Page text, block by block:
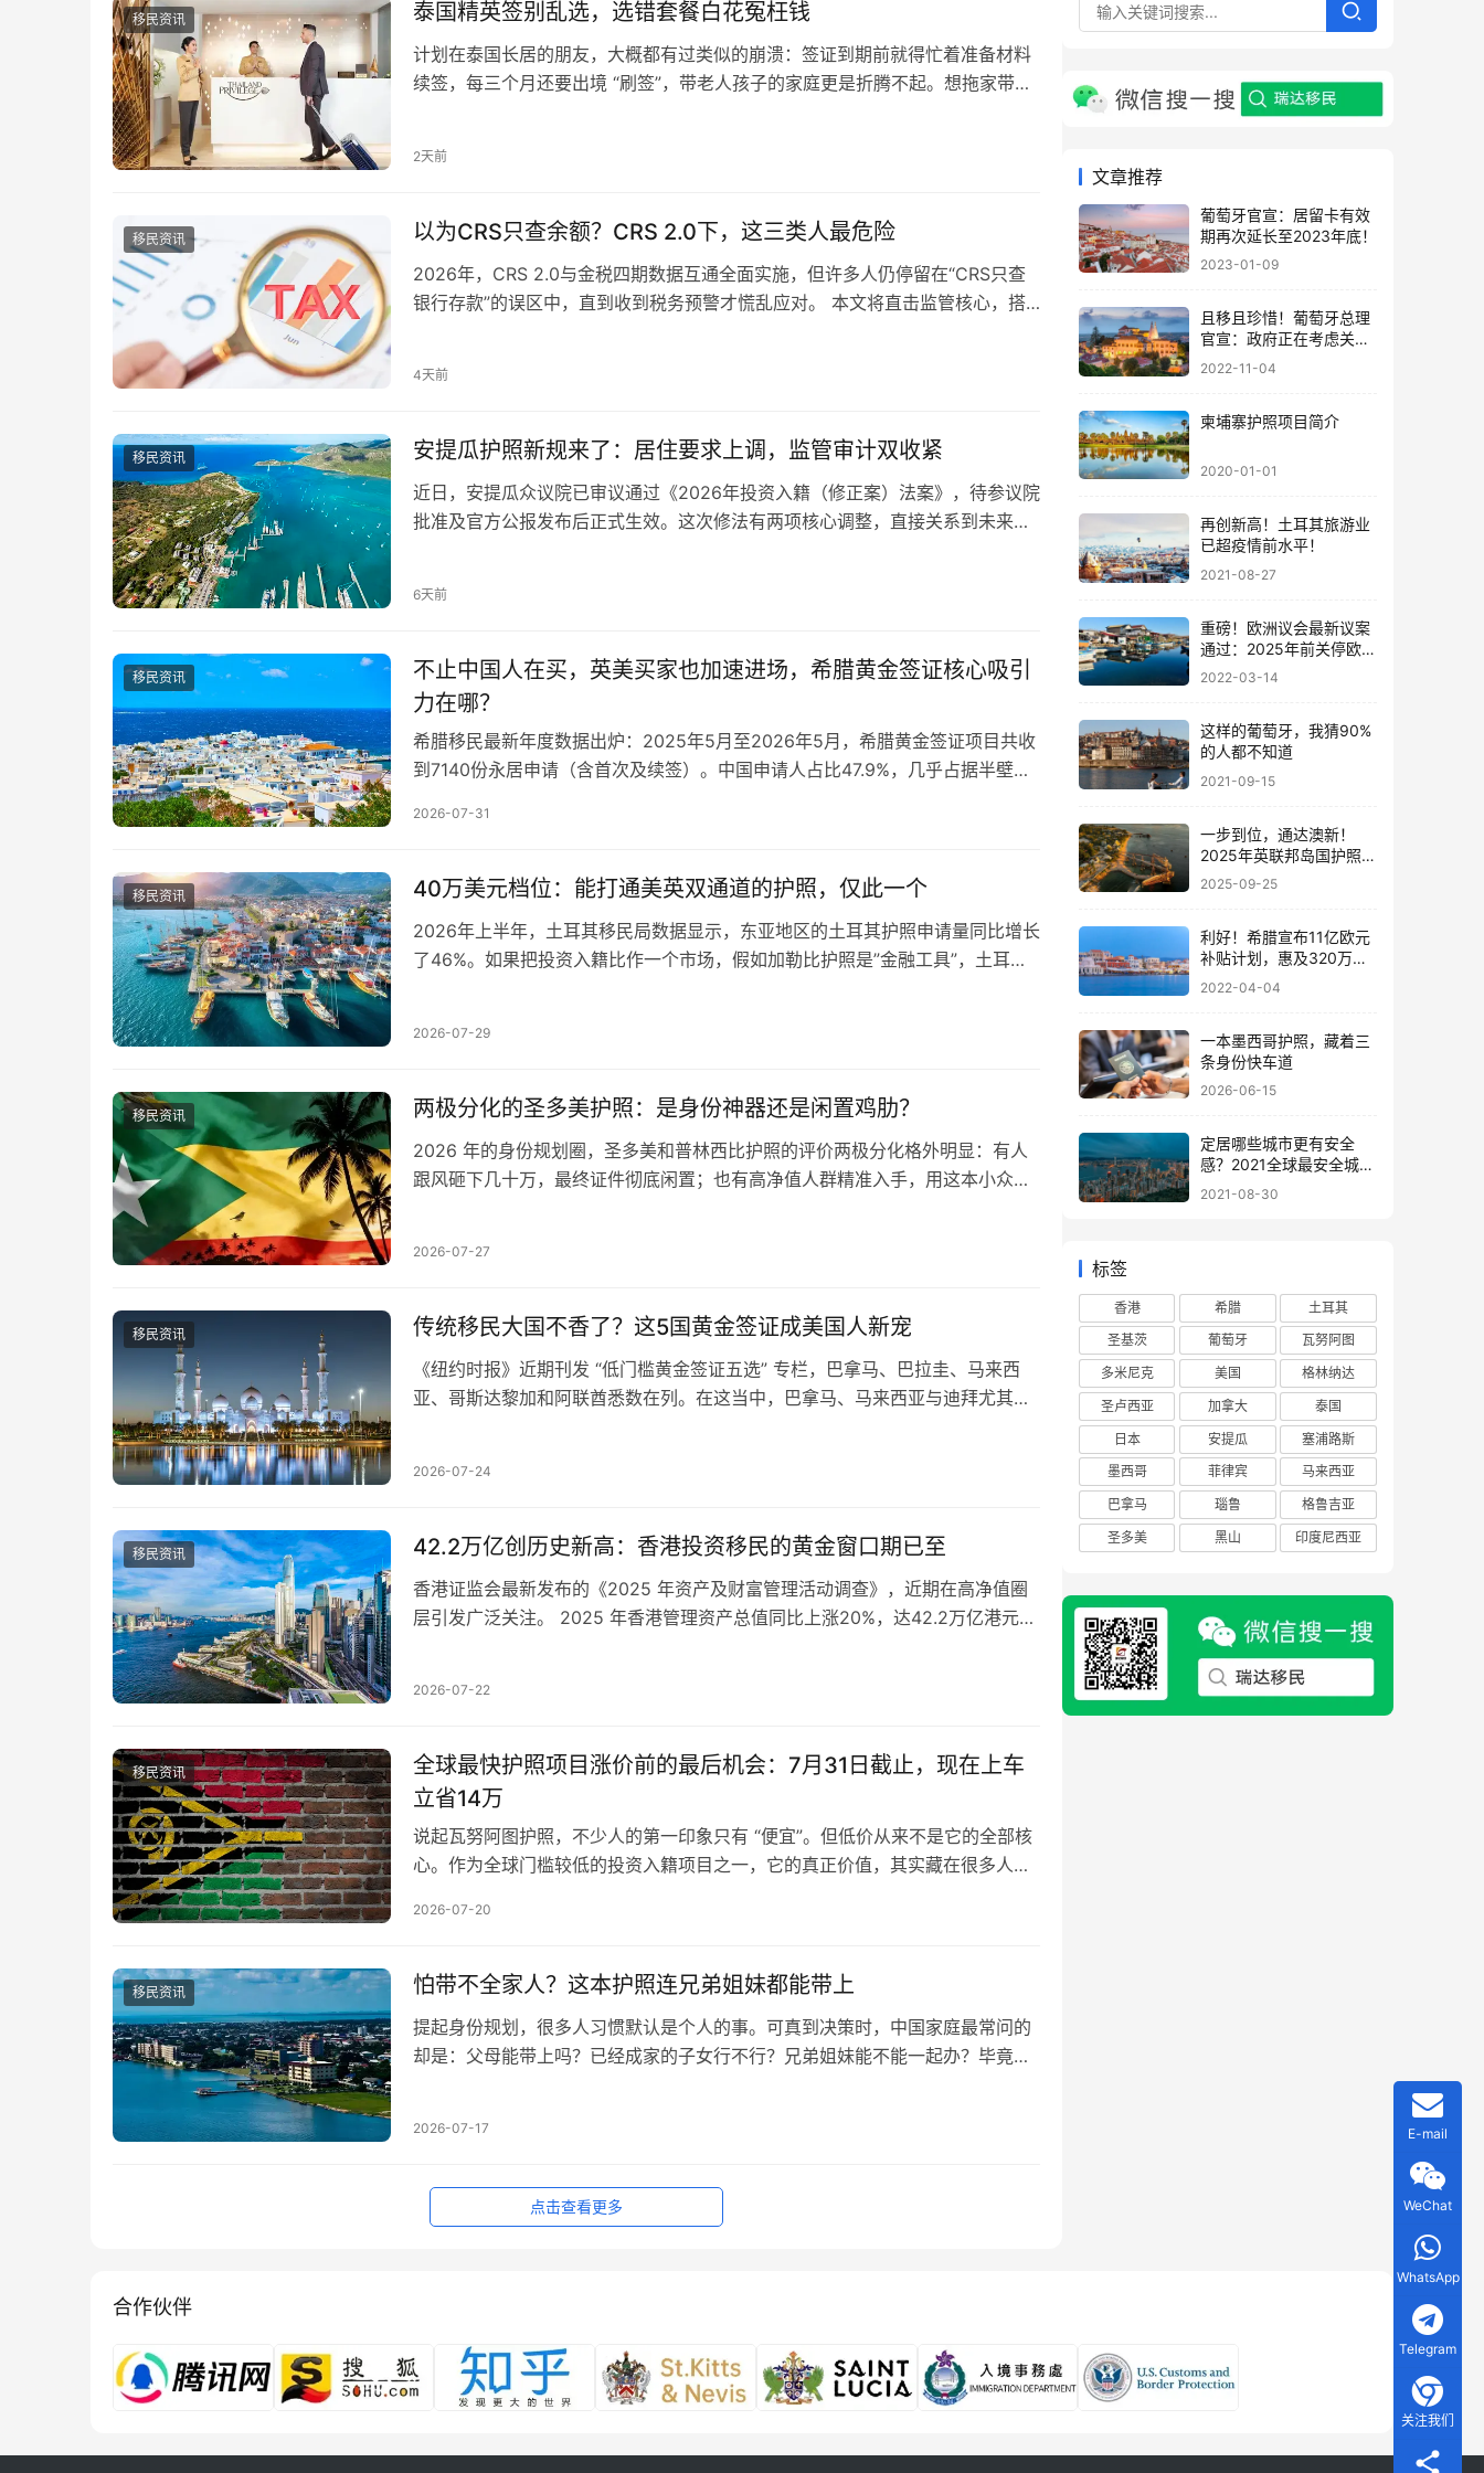
移民资讯 泰国精英签别乱选，选错套餐白花冤枉钱
计划在泰国长居的朋友，大概都有过类似的崩溃：签证到期前就得忙着准备材料
续签，每三个月还要出境 “刷签”，带老人孩子的家庭更是折腾不起。想拖家带口
卡，是泰国政府官方推…
2天前
移民资讯 以为CRS只查余额？CRS 2.0下，这三类人最危险
2026年，CRS 2.0与金税四期数据互通全面实施，但许多人仍停留在“CRS只查
银行存款”的误区中，直到收到税务预警才慌乱应对。 本文将直击监管核心，搭
立即自查： 1.主动申报，降低合规成本 全面盘点海外账户…
4天前
移民资讯 安提瓜护照新规来了：居住要求上调，监管审计双收紧
近日，安提瓜众议院已审议通过《2026年投资入籍（修正案）法案》，待参议院
批准及官方公报发布后正式生效。这次修法有两项核心调整，直接关系到未来申
前已通过行政指引先行落地，此次修法意在统一国内法律，并与东加勒比区域…
6天前
移民资讯
不止中国人在买，英美买家也加速进场，希腊黄金签证核心吸引
力在哪？
希腊移民最新年度数据出炉：2025年5月至2026年5月，希腊黄金签证项目共收
到7140份永居申请（含首次及续签）。中国申请人占比47.9%，几乎占据半壁江
2026-07-31
移民资讯 40万美元档位：能打通美英双通道的护照，仅此一个
2026年上半年，土耳其移民局数据显示，东亚地区的土耳其护照申请量同比增长
了46%。如果把投资入籍比作一个市场，假如加勒比护照是”金融工具”，土耳其
2026-07-29
移民资讯 两极分化的圣多美护照：是身份神器还是闲置鸡肋？
2026 年的身份规划圈，圣多美和普林西比护照的评价两极分化格外明显：有人
跟风砸下几十万，最终证件彻底闲置；也有高净值人群精准入手，用这本小众非
2026-07-27
移民资讯 传统移民大国不香了？这5国黄金签证成美国人新宠
《纽约时报》近期刊发 “低门槛黄金签证五选” 专栏，巴拿马、巴拉圭、马来西
亚、哥斯达黎加和阿联酋悉数在列。在这当中，巴拿马、马来西亚与迪拜尤其受
2026-07-24
移民资讯 42.2万亿创历史新高：香港投资移民的黄金窗口期已至
香港证监会最新发布的《2025 年资产及财富管理活动调查》，近期在高净值圈
层引发广泛关注。 2025 年香港管理资产总值同比上涨20%，达42.2万亿港元，
2026-07-22
移民资讯
全球最快护照项目涨价前的最后机会：7月31日截止，现在上车
立省14万
说起瓦努阿图护照，不少人的第一印象只有 “便宜”。但低价从来不是它的全部核
心。作为全球门槛较低的投资入籍项目之一，它的真正价值，其实藏在很多人没
国…
2026-07-20
移民资讯 怕带不全家人？这本护照连兄弟姐妹都能带上
提起身份规划，很多人习惯默认是个人的事。可真到决策时，中国家庭最常问的
却是：父母能带上吗？已经成家的子女行不行？兄弟姐妹能不能一起办？毕竟对
2026-07-17
点击查看更多
文章推荐
葡萄牙官宣：居留卡有效
期再次延长至2023年底！
2023-01-09
且移且珍惜！葡萄牙总理
官宣：政府正在考虑关闭
黄金签证计划
2022-11-04
柬埔寨护照项目简介
2020-01-01
再创新高！土耳其旅游业
已超疫情前水平！
2021-08-27
重磅！欧洲议会最新议案
通过：2025年前关停欧盟
“黄金护照”计划
2022-03-14
这样的葡萄牙，我猜90%
的人都不知道
2021-09-15
一步到位，通达澳新！
2025年英联邦岛国护照中
的 “新晋黑马”
2025-09-25
利好！希腊宣布11亿欧元
补贴计划，惠及320万个
家庭！
2022-04-04
一本墨西哥护照，藏着三
条身份快车道
2026-06-15
定居哪些城市更有安全
感？2021全球最安全城市
看这里！
2021-08-30
标签
香港 希腊
土耳其
圣基茨
葡萄牙
瓦努阿图
多米尼克
美国
格林纳达
圣卢西亚
加拿大
泰国
日本
安提瓜
塞浦路斯
墨西哥
菲律宾
马来西亚
巴拿马
瑙鲁
格鲁吉亚
圣多美
黑山 印度尼西亚
合作伙伴
E-mail
WeChat
WhatsApp
Telegram
关注我们